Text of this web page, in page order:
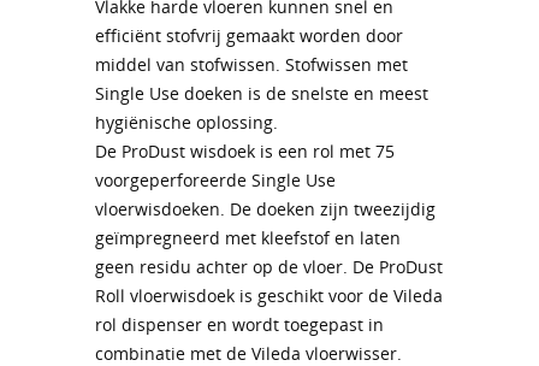
Vlakke harde vloeren kunnen snel en
efficiënt stofvrij gemaakt worden door
middel van stofwissen. Stofwissen met
Single Use doeken is de snelste en meest
hygiënische oplossing.
De ProDust wisdoek is een rol met 75
voorgeperforeerde Single Use
vloerwisdoeken. De doeken zijn tweezijdig
geïmpregneerd met kleefstof en laten
geen residu achter op de vloer. De ProDust
Roll vloerwisdoek is geschikt voor de Vileda
rol dispenser en wordt toegepast in
combinatie met de Vileda vloerwisser.